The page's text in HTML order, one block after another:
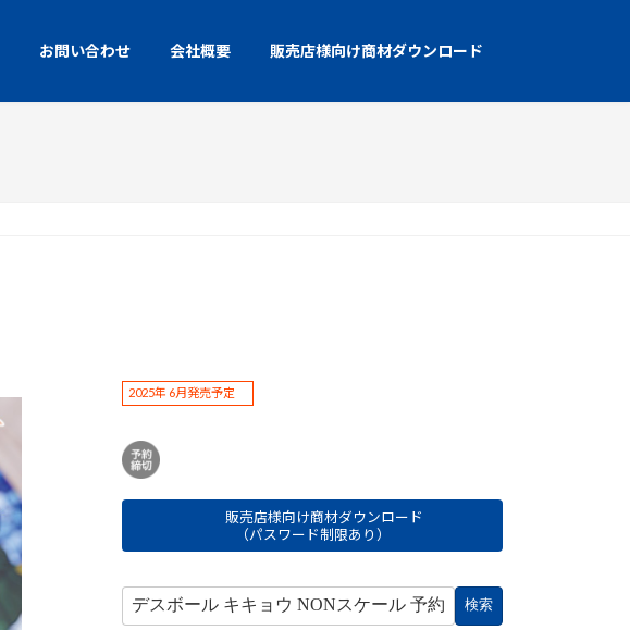
お問い合わせ 会社概要 販売店様向け商材ダウンロード
2025年 6月発売予定
販売店様向け商材ダウンロード
（パスワード制限あり）